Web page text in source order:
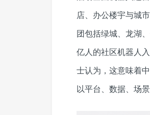
店、办公楼宇与城
团包括绿城、龙湖
亿人的社区机器人
士认为，这意味着
以平台、数据、场